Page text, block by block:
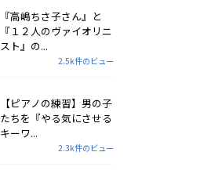
『高嶋ちさ子さん』と
『１２人のヴァイオリニ
スト』の...
2.5k件のビュー
【ピアノの練習】男の子
たちを『やる気にさせる
キーワ...
2.3k件のビュー